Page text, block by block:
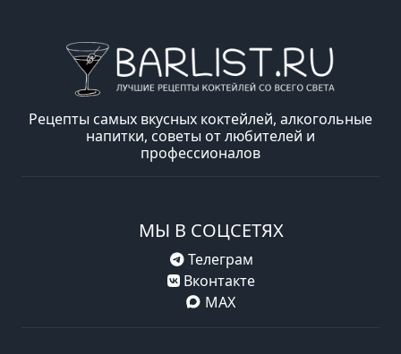
Рецепты самых вкусных коктейлей, алкогольные
напитки, советы от любителей и
профессионалов
МЫ В СОЦСЕТЯХ
Телеграм
Вконтакте
MAX